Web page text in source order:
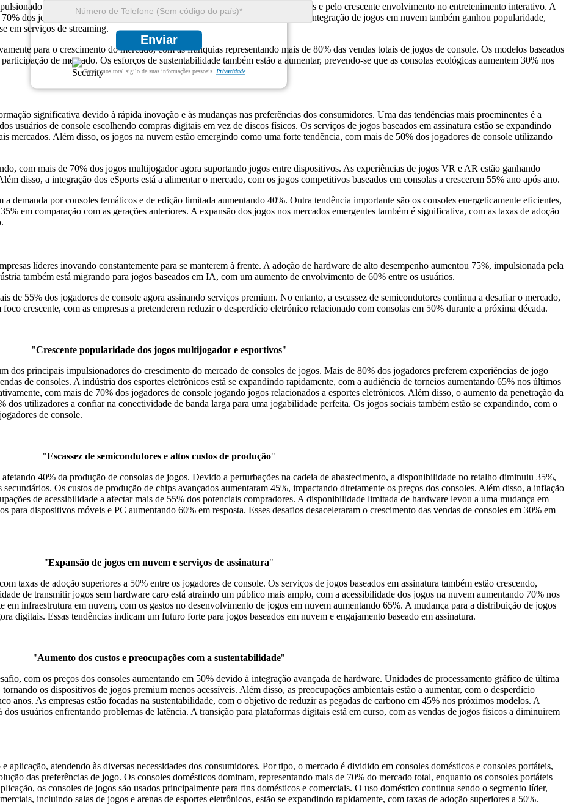
Enviar
Garantimos total sigilo de suas informações pessoais. Privacidade
pelos avanços tecnológicos, pela crescente demanda dos consumidores e pelo crescente envolvimento no entretenimento interativo. A
dos jogadores preferindo hardware atualizado para melhor desempenho. A integração de jogos em nuvem também ganhou popularidade,
em serviços de streaming.
para o crescimento do mercado, com as franquias representando mais de 80% das vendas totais de jogos de console. Os modelos baseados
de mercado. Os esforços de sustentabilidade também estão a aumentar, prevendo-se que as consolas ecológicas aumentem 30% nos
significativa devido à rápida inovação e às mudanças nas preferências dos consumidores. Uma das tendências mais proeminentes é a
usuários de console escolhendo compras digitais em vez de discos físicos. Os serviços de jogos baseados em assinatura estão se expandindo
mercados. Além disso, os jogos na nuvem estão emergindo como uma forte tendência, com mais de 50% dos jogadores de console utilizando
com mais de 70% dos jogos multijogador agora suportando jogos entre dispositivos. As experiências de jogos VR e AR estão ganhando
disso, a integração dos eSports está a alimentar o mercado, com os jogos competitivos baseados em consolas a crescerem 55% ano após ano.
demanda por consoles temáticos e de edição limitada aumentando 40%. Outra tendência importante são os consoles energeticamente eficientes,
em comparação com as gerações anteriores. A expansão dos jogos nos mercados emergentes também é significativa, com as taxas de adoção
líderes inovando constantemente para se manterem à frente. A adoção de hardware de alto desempenho aumentou 75%, impulsionada pela
também está migrando para jogos baseados em IA, com um aumento de envolvimento de 60% entre os usuários.
de 55% dos jogadores de console agora assinando serviços premium. No entanto, a escassez de semicondutores continua a desafiar o mercado,
crescente, com as empresas a pretenderem reduzir o desperdício eletrónico relacionado com consolas em 50% durante a próxima década.
"Crescente popularidade dos jogos multijogador e esportivos"
dos principais impulsionadores do crescimento do mercado de consoles de jogos. Mais de 80% dos jogadores preferem experiências de jogo
de consoles. A indústria dos esportes eletrônicos está se expandindo rapidamente, com a audiência de torneios aumentando 65% nos últimos
com mais de 70% dos jogadores de console jogando jogos relacionados a esportes eletrônicos. Além disso, o aumento da penetração da
utilizadores a confiar na conectividade de banda larga para uma jogabilidade perfeita. Os jogos sociais também estão se expandindo, com o
de console.
"Escassez de semicondutores e altos custos de produção"
40% da produção de consolas de jogos. Devido a perturbações na cadeia de abastecimento, a disponibilidade no retalho diminuiu 35%,
Os custos de produção de chips avançados aumentaram 45%, impactando diretamente os preços dos consoles. Além disso, a inflação
de acessibilidade a afectar mais de 55% dos potenciais compradores. A disponibilidade limitada de hardware levou a uma mudança em
para dispositivos móveis e PC aumentando 60% em resposta. Esses desafios desaceleraram o crescimento das vendas de consoles em 30% em
"Expansão de jogos em nuvem e serviços de assinatura"
taxas de adoção superiores a 50% entre os jogadores de console. Os serviços de jogos baseados em assinatura também estão crescendo,
de transmitir jogos sem hardware caro está atraindo um público mais amplo, com a acessibilidade dos jogos na nuvem aumentando 70% nos
em infraestrutura em nuvem, com os gastos no desenvolvimento de jogos em nuvem aumentando 65%. A mudança para a distribuição de jogos
digitais. Essas tendências indicam um futuro forte para jogos baseados em nuvem e engajamento baseado em assinatura.
"Aumento dos custos e preocupações com a sustentabilidade"
com os preços dos consoles aumentando em 50% devido à integração avançada de hardware. Unidades de processamento gráfico de última
os dispositivos de jogos premium menos acessíveis. Além disso, as preocupações ambientais estão a aumentar, com o desperdício
anos. As empresas estão focadas na sustentabilidade, com o objetivo de reduzir as pegadas de carbono em 45% nos próximos modelos. A
usuários enfrentando problemas de latência. A transição para plataformas digitais está em curso, com as vendas de jogos físicos a diminuirem
aplicação, atendendo às diversas necessidades dos consumidores. Por tipo, o mercado é dividido em consoles domésticos e consoles portáteis,
das preferências de jogo. Os consoles domésticos dominam, representando mais de 70% do mercado total, enquanto os consoles portáteis
os consoles de jogos são usados ​​principalmente para fins domésticos e comerciais. O uso doméstico continua sendo o segmento líder,
incluindo salas de jogos e arenas de esportes eletrônicos, estão se expandindo rapidamente, com taxas de adoção superiores a 50%.